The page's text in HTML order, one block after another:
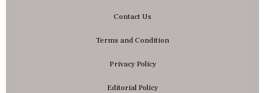
Contact Us
Terms and Condition
Privacy Policy
Editorial Policy